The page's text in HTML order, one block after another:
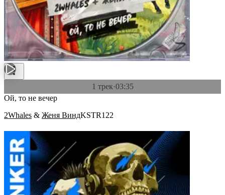
1 трек·03:35
Ой, то не вечер
2Whales & Женя ВиндKSTR122